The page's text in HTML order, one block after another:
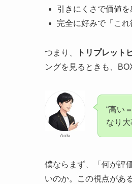
引きにくさで価値を
完全に好みで「こ
つまり、 トリプレット
ングを見るときも、
Aoki
“高い
なり大
僕ならまず、「何が評
いのか。この視点があ